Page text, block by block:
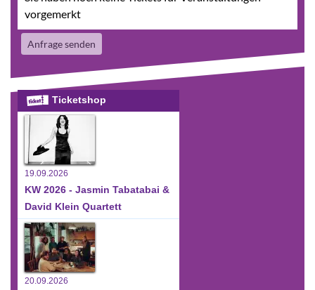
vorgemerkt
Anfrage senden
Ticketshop
19.09.2026
KW 2026 - Jasmin Tabatabai &
David Klein Quartett
20.09.2026